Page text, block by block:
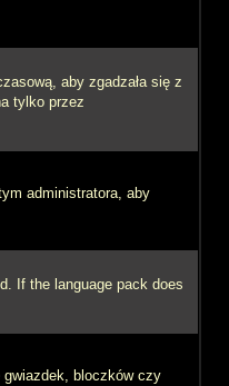
aby zgadzała się z
tylko przez
administratora, aby
If the language pack does
gwiazdek, bloczków czy